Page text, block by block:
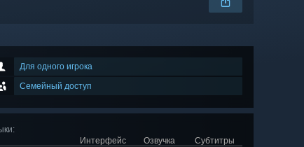
Для одного игрока
Семейный доступ
:
Интерфейс
Озвучка
Субтитры